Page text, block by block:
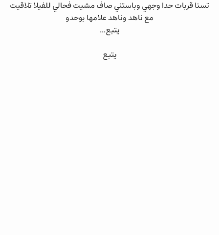
ﺗﺴﻨﺎ ﻗﺮﺑﺎﺕ ﺣﺪﺍ ﻭﺟﻬﻲ ﻭﺑﺎﺳﺘﻨﻲ ﺻﺎﻑ ﻣﺸﻴﺖ ﻓﺤﺎﻟﻲ ﻟﻠﻔﻴﻼ ﺗﻼﻗﻴﺖ
ﻣﻊ ﻧﺎﻫﺪ ﻭﻧﺎﻫﺪ ﻋﻼﻣﻬﺎ بوحدو
يتبع...
يتبع